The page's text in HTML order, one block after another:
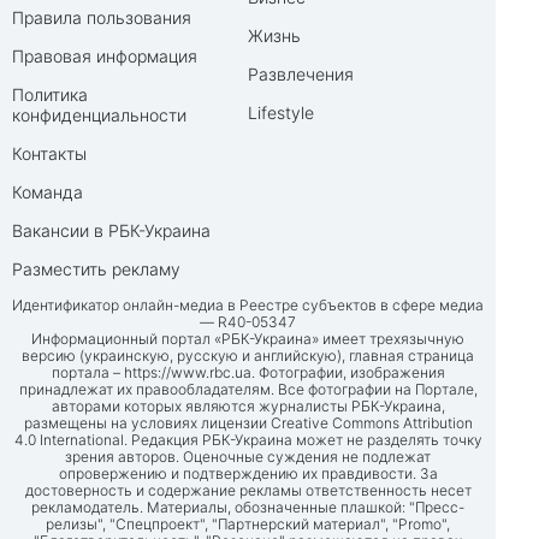
Правила пользования
Правовая информация
Политика
конфиденциальности
Контакты
Команда
Вакансии в РБК-Украина
Разместить рекламу
Жизнь
Развлечения
Lifestyle
Идентификатор онлайн-медиа в Реестре субъектов в сфере медиа
— R40-05347
Информационный портал «РБК-Украина» имеет трехязычную
версию (украинскую, русскую и английскую), главная страница
портала – https://www.rbc.ua. Фотографии, изображения
принадлежат их правообладателям. Все фотографии на Портале,
авторами которых являются журналисты РБК-Украина,
размещены на условиях лицензии Creative Commons Attribution
4.0 International. Редакция РБК-Украина может не разделять точку
зрения авторов. Оценочные суждения не подлежат
опровержению и подтверждению их правдивости. За
достоверность и содержание рекламы ответственность несет
рекламодатель. Материалы, обозначенные плашкой: "Пресс-
релизы", "Спецпроект", "Партнерский материал", "Promo",